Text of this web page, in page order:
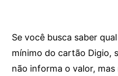
Se você busca saber
mínimo do cartão Digio,
não informa o valor,